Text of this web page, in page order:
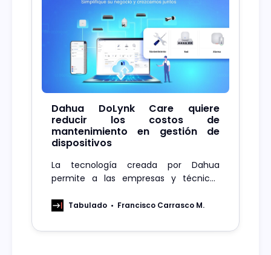
Dahua DoLynk Care quiere
reducir los costos de
mantenimiento en gestión de
dispositivos
La tecnología creada por Dahua
permite a las empresas y técnicos
dispositivos en tiempo real, reduciendo
Tabulado Francisco Carrasco M.